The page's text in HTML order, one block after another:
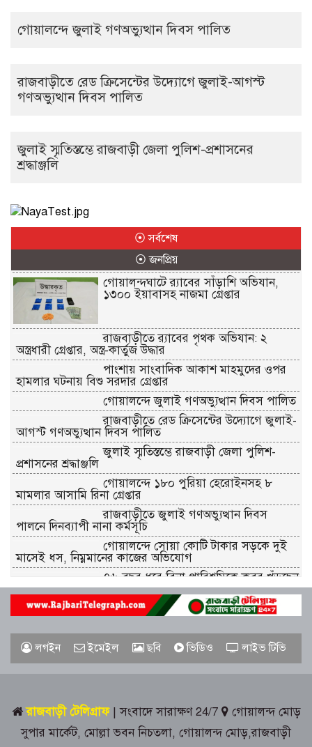
গোয়ালন্দে জুলাই গণঅভ্যুত্থান দিবস পালিত
রাজবাড়ীতে রেড ক্রিসেন্টের উদ্যোগে জুলাই-আগস্ট
গণঅভ্যুত্থান দিবস পালিত
জুলাই স্মৃতিস্তম্ভে রাজবাড়ী জেলা পুলিশ-প্রশাসনের
শ্রদ্ধাঞ্জলি
⦿ সর্বশেষ
⦿ জনপ্রিয়
গোয়ালন্দঘাটে র‌্যাবের সাঁড়াশি অভিযান,
১৩০০ ইয়াবাসহ নাজমা গ্রেপ্তার
রাজবাড়ীতে র‌্যাবের পৃথক অভিযান: ২
অস্ত্রধারী গ্রেপ্তার, অস্ত্র-কার্তুজ উদ্ধার
পাংশায় সাংবাদিক আকাশ মাহমুদের ওপর
হামলার ঘটনায় বিশু সরদার গ্রেপ্তার
গোয়ালন্দে জুলাই গণঅভ্যুত্থান দিবস পালিত
রাজবাড়ীতে রেড ক্রিসেন্টের উদ্যোগে জুলাই-
আগস্ট গণঅভ্যুত্থান দিবস পালিত
জুলাই স্মৃতিস্তম্ভে রাজবাড়ী জেলা পুলিশ-
প্রশাসনের শ্রদ্ধাঞ্জলি
গোয়ালন্দে ১৮০ পুরিয়া হেরোইনসহ ৮
মামলার আসামি রিনা গ্রেপ্তার
রাজবাড়ীতে জুলাই গণঅভ্যুত্থান দিবস
পালনে দিনব্যাপী নানা কর্মসূচি
গোয়ালন্দে সোয়া কোটি টাকার সড়কে দুই
মাসেই ধস, নিম্নমানের কাজের অভিযোগ
৭৬ বছর ধরে বিনা পারিশ্রমিকে কবর খুঁড়ছেন
রুস্তম ফকির,
চীনে উন্নত প্রশিক্ষণে যাচ্ছে রাজবাড়ীর
অ্যাক্রোবেটিক কেন্দ্রের ২০ সদস্যের দল
গোয়ালন্দ উপজেলা প্রশাসনের দায়িত্ব নিলেন
দলীয় তালিকা আমলে না নেওয়ায়
গোয়ালন্দে সদ্য বদলিকৃত ইউএনও সাথী
লগইন ইমেইল ছবি ভিডিও লাইভ টিভি
রাজবাড়ী টেলিগ্রাফ | সংবাদে সারাক্ষণ 24/7
গোয়ালন্দ মোড়
সুপার মার্কেট, মোল্লা ভবন নিচতলা, গোয়ালন্দ মোড়,রাজবাড়ী